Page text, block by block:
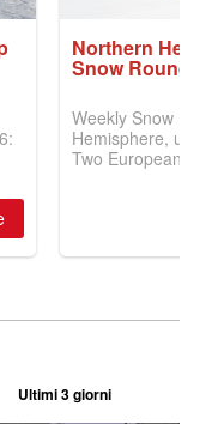
Ultimi 3 giorni